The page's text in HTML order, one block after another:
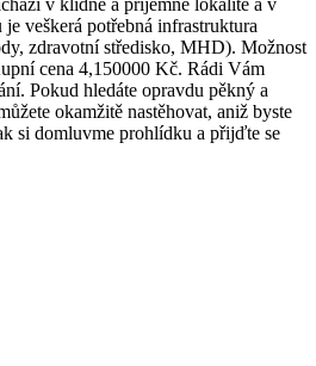
v klidné a příjemné lokalitě a v
veškerá potřebná infrastruktura
zdravotní středisko, MHD). Možnost
cena 4,150000 Kč. Rádi Vám
Pokud hledáte opravdu pěkný a
okamžitě nastěhovat, aniž byste
si domluvme prohlídku a přijďte se